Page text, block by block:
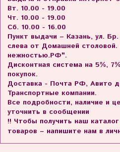
Вт. 10.00 - 19.00
Чт. 10.00 - 19.00
Сб. 10.00 - 16.00
Пункт выдачи – Казань, ул.
слева от Домашней
нежностью.РФ".
Дисконтная система на 5%,
покупок.
Доставка - Почта РФ, Авито
Транспортные компании.
Все подробности, наличие и
уточнить в сообщении
!! Чтобы получить наш
товаров – напишите нам в